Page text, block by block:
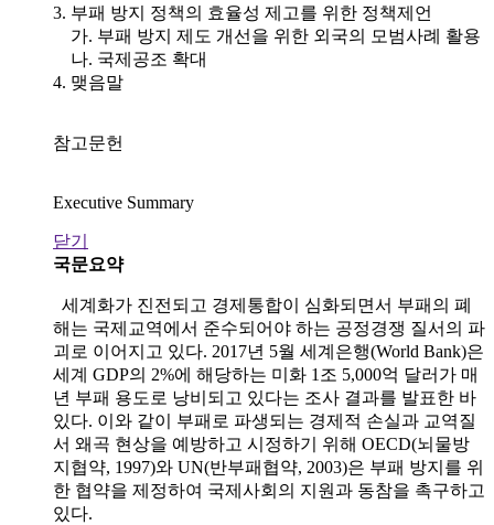
3. 부패 방지 정책의 효율성 제고를 위한 정책제언
가. 부패 방지 제도 개선을 위한 외국의 모범사례 활용
나. 국제공조 확대
4. 맺음말
참고문헌
Executive Summary
닫기
국문요약
세계화가 진전되고 경제통합이 심화되면서 부패의 폐
해는 국제교역에서 준수되어야 하는 공정경쟁 질서의 파
괴로 이어지고 있다. 2017년 5월 세계은행(World Bank)은
세계 GDP의 2%에 해당하는 미화 1조 5,000억 달러가 매
년 부패 용도로 낭비되고 있다는 조사 결과를 발표한 바
있다. 이와 같이 부패로 파생되는 경제적 손실과 교역질
서 왜곡 현상을 예방하고 시정하기 위해 OECD(뇌물방
지협약, 1997)와 UN(반부패협약, 2003)은 부패 방지를 위
한 협약을 제정하여 국제사회의 지원과 동참을 촉구하고
있다.